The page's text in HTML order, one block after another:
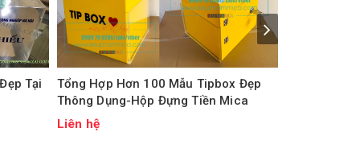
Tại
Tổng Hợp Hơn 100 Mẫu Tipbox Đẹp
Thông Dụng-Hộp Đựng Tiền Mica
Liên hệ